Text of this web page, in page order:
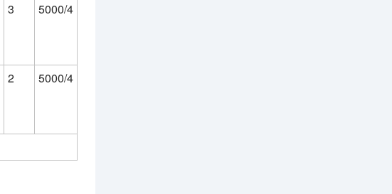
3 5000/4
2 5000/4